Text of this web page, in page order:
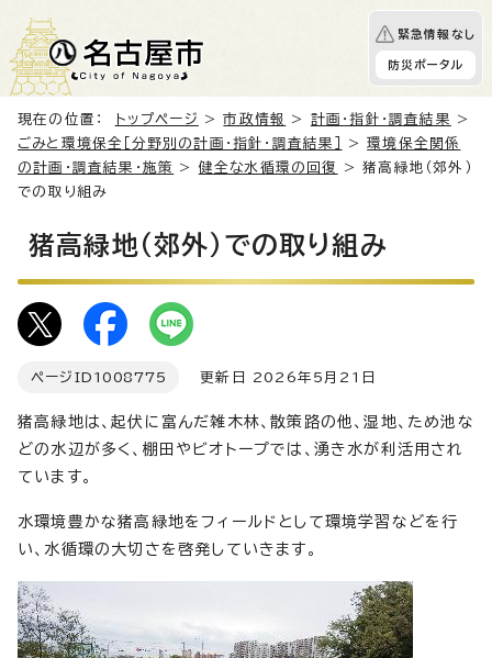
緊急情報なし
防災ポータル
現在の位置： トップページ >市政情報 > 計画・指針・調査結果
>
ごみと環境保全［分野別の計画・指針・調査結果］
>環境保全関係
の計画・調査結果・施策
> 健全な水循環の回復
> 猪高緑地（郊外）
での取り組み
猪高緑地（郊外）での取り組み
ページID 1008775 更新日 2026年5月21日
猪高緑地は、起伏に富んだ雑木林、散策路の他、湿地、ため池な
どの水辺が多く、棚田やビオトープでは、湧き水が利活用され
ています。
水環境豊かな猪高緑地をフィールドとして環境学習などを行
い、水循環の大切さを啓発していきます。